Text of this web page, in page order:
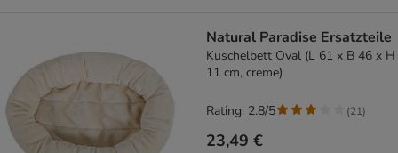
Natural Paradise Ersatzteile
Kuschelbett Oval (L 61 x B 46 x H
11 cm, creme)
23,49 €
Rating: 2.8/5 (21)